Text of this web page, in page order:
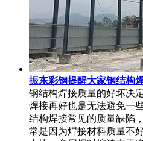
振东彩钢提醒大家钢结构
钢结构焊接质量的好坏决
焊接再好也是无法避免一
结构焊接常见的质量缺陷
常是因为焊接材料质量不